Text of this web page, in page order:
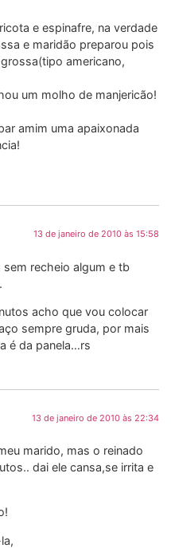
e espinafre, na verdade
e maridão preparou pois
americano,
um molho de manjericão!
amim uma apaixonada
13 de janeiro de 2010 às 15:58
recheio algum e tb
acho que vou colocar
sempre gruda, por mais
é da panela…rs
13 de janeiro de 2010 às 22:34
marido, mas o reinado
dai ele cansa,se irrita e